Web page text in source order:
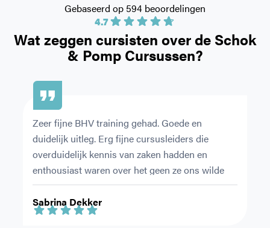
Wat zeggen cursisten over de Schok
& Pomp Cursussen?
4.7
Gebaseerd op 594 beoordelingen
Sabrina Dekker
Zeer fijne BHV training gehad. Goede en
duidelijk uitleg. Erg fijne cursusleiders die
overduidelijk kennis van zaken hadden en
enthousiast waren over het geen ze ons wilde
leren.